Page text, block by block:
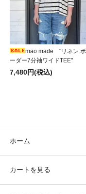
mao made "リネン ボ
ーダー7分袖ワイドTEE"
7,480円(税込)
ホーム
カートを見る